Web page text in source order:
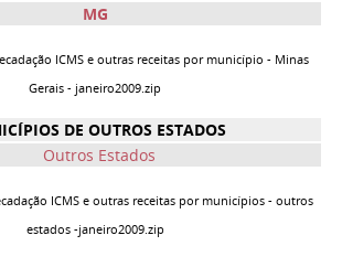
MG
ICMS e outras receitas por município - Minas
Gerais - janeiro2009.zip
DE OUTROS ESTADOS
Outros Estados
ICMS e outras receitas por municípios - outros
estados -janeiro2009.zip